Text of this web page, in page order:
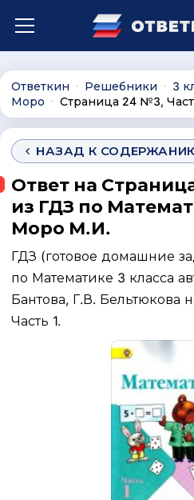
Ответкин ∙ Решебники ∙ 3
Моро ∙ Страница 24 №3,
НАЗАД К
Ответ на
из ГДЗ по
Моро М.И.
ГДЗ (готовое домашние
по Математике 3 класса
Бантова, Г.В. Бельтюкова
Часть 1.